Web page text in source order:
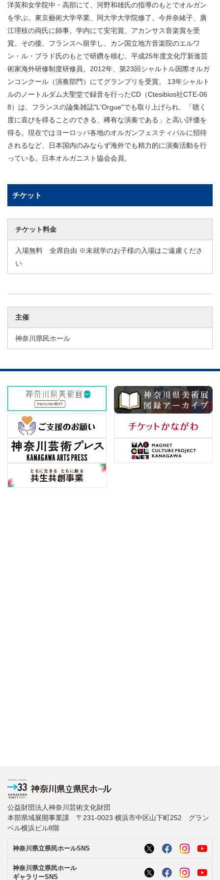
洋英和女学院中・高部にて、河野和雄氏の指導のもとでオルガン
を学ぶ。東京藝術大学卒業、同大学大学院修了。今井奈緒子、廣
江理枝の両氏に師事。学内にて安宅賞、アカンサス音楽賞を受
賞。その後、フランスへ留学し、カン国立地方音楽院のエルワ
ン・ル・プラド氏のもとで研鑽を積む。平成25年度文化庁新進芸
術家海外研修制度研修員。2012年、第23回シャルトル国際オルガ
ンコンクール（演奏部門）にてグランプリを受賞。 13年シャルト
ルのノートルダム大聖堂で録音を行ったCD（Ctesibios社CTE-06
8）は、フランスの論集雑誌"L'Orgue"でも取り上げられ、「聴く
度に喜びを得ることのできる、稀有な演奏である」と高い評価を
得る。現在ではヨーロッパ各地のオルガンフェスティバルに招待
されるなど、日本国内のみならず海外でも精力的に演奏活動を行
っている。日本オルガニスト協会会員。
チケット
チケット料金
入場無料 全席自由 ※未就学のお子様の入場はご遠慮くださ
い
主催
神奈川県民ホール
公益財団法人神奈川芸術文化財団
本部県域展開事業課 〒231-0023 横浜市中区山下町252 グラン
ベル横浜ビル8階
神奈川県立県民ホールSNS
神奈川県立県民ホール
ギャラリーSNS